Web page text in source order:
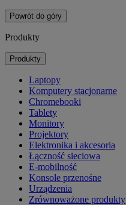
Powrót do góry
Produkty
Produkty
Laptopy
Komputery stacjonarne
Chromebooki
Tablety
Monitory
Projektory
Elektronika i akcesoria
Łączność sieciowa
E-mobilność
Konsole przenośne
Urządzenia
Zrównoważone produkty